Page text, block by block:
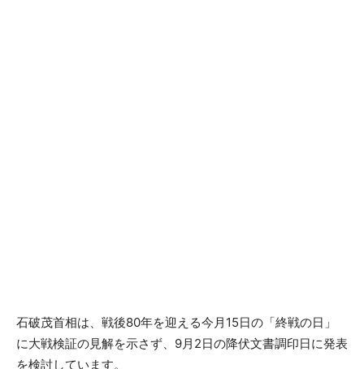
石破茂首相は、戦後80年を迎える今月15日の「終戦の日」
に大戦検証の見解を示さず、9月2日の降伏文書調印日に発表
を検討しています。